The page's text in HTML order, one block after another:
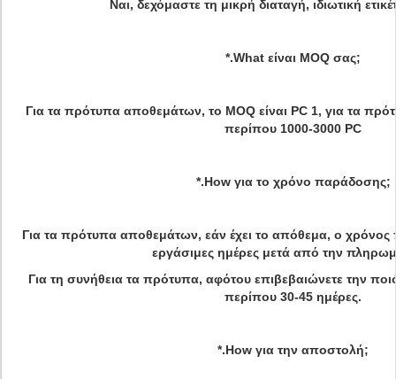
Ναι, δεχόμαστε τη μικρή διαταγή, ιδιωτική
*.What είναι MOQ σας;
Για τα πρότυπα αποθεμάτων, το MOQ είναι PC 1, για τα
περίπου 1000-3000 PC
*.How για το χρόνο παράδοσης;
Για τα πρότυπα αποθεμάτων, εάν έχει το απόθεμα, ο χρόνος
εργάσιμες ημέρες μετά από την
Για τη συνήθεια τα πρότυπα, αφότου επιβεβαιώνετε την
περίπου 30-45 ημέρες.
*.How για την αποστολή;